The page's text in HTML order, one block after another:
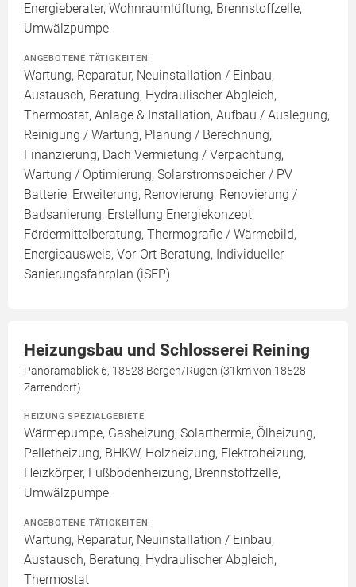
Energieberater, Wohnraumlüftung, Brennstoffzelle,
Umwälzpumpe
ANGEBOTENE TÄTIGKEITEN
Wartung, Reparatur, Neuinstallation / Einbau,
Austausch, Beratung, Hydraulischer Abgleich,
Thermostat, Anlage & Installation, Aufbau / Auslegung,
Reinigung / Wartung, Planung / Berechnung,
Finanzierung, Dach Vermietung / Verpachtung,
Wartung / Optimierung, Solarstromspeicher / PV
Batterie, Erweiterung, Renovierung, Renovierung /
Badsanierung, Erstellung Energiekonzept,
Fördermittelberatung, Thermografie / Wärmebild,
Energieausweis, Vor-Ort Beratung, Individueller
Sanierungsfahrplan (iSFP)
Heizungsbau und Schlosserei Reining
Panoramablick 6, 18528 Bergen/Rügen (31km von 18528
Zarrendorf)
HEIZUNG SPEZIALGEBIETE
Wärmepumpe, Gasheizung, Solarthermie, Ölheizung,
Pelletheizung, BHKW, Holzheizung, Elektroheizung,
Heizkörper, Fußbodenheizung, Brennstoffzelle,
Umwälzpumpe
ANGEBOTENE TÄTIGKEITEN
Wartung, Reparatur, Neuinstallation / Einbau,
Austausch, Beratung, Hydraulischer Abgleich,
Thermostat